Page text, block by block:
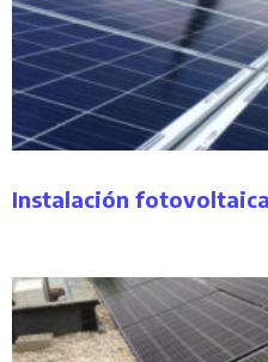
Instalación